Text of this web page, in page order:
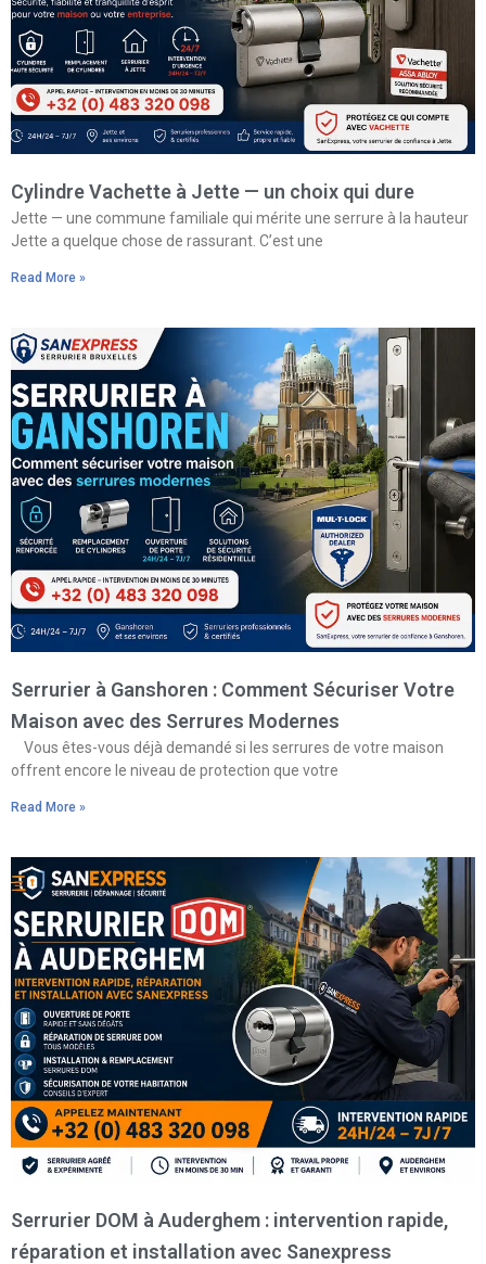
Cylindre Vachette à Jette — un choix qui dure
Jette — une commune familiale qui mérite une serrure à la hauteur
Jette a quelque chose de rassurant. C’est une
Read More »
Serrurier à Ganshoren : Comment Sécuriser Votre
Maison avec des Serrures Modernes
Vous êtes-vous déjà demandé si les serrures de votre maison
offrent encore le niveau de protection que votre
Read More »
Serrurier DOM à Auderghem : intervention rapide,
réparation et installation avec Sanexpress